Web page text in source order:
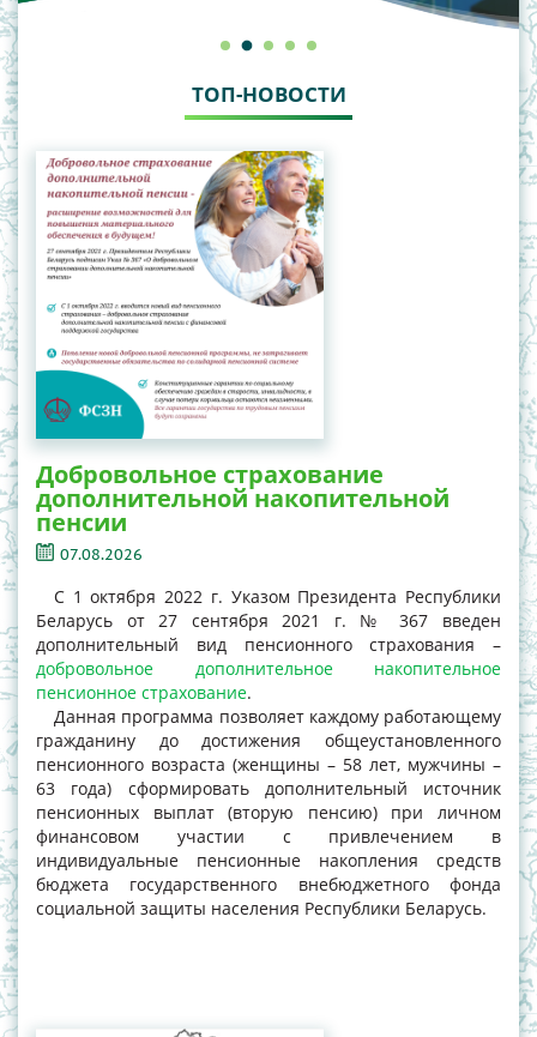
ТОП-НОВОСТИ
Добровольное страхование
дополнительной накопительной
пенсии
07.08.2026
С 1 октября 2022 г. Указом Президента Республики
Беларусь от 27 сентября 2021 г. № 367 введен
дополнительный вид пенсионного страхования –
добровольное дополнительное накопительное
пенсионное страхование.
Данная программа позволяет каждому работающему
гражданину до достижения общеустановленного
пенсионного возраста (женщины – 58 лет, мужчины –
63 года) сформировать дополнительный источник
пенсионных выплат (вторую пенсию) при личном
финансовом участии с привлечением в
индивидуальные пенсионные накопления средств
бюджета государственного внебюджетного фонда
социальной защиты населения Республики Беларусь.